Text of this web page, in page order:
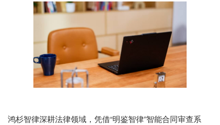
鸿杉智律深耕法律领域，凭借“明鉴智律”智能合同审查系